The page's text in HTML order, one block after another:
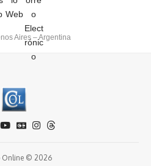
Aires – Argentina
Online © 2026